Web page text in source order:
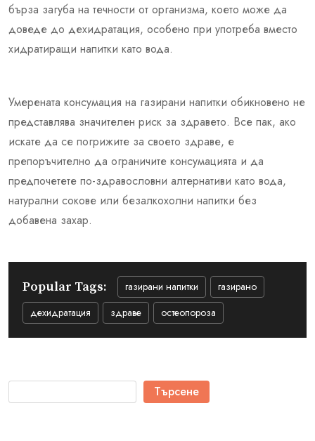
бърза загуба на течности от организма, което може да
доведе до дехидратация, особено при употреба вместо
хидратиращи напитки като вода.
Умерената консумация на газирани напитки обикновено не
представлява значителен риск за здравето. Все пак, ако
искате да се погрижите за своето здраве, е
препоръчително да ограничите консумацията и да
предпочетете по-здравословни алтернативи като вода,
натурални сокове или безалкохолни напитки без
добавена захар.
Popular Tags: газирани напитки
газирано
дехидратация
здраве остеопороза
Търсене